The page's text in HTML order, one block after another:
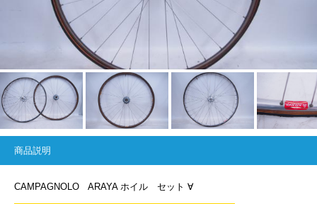
商品説明
CAMPAGNOLO ARAYA ホイル セット ∀